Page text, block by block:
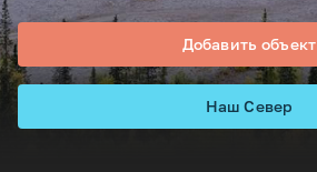
Добавить объект
Наш Север